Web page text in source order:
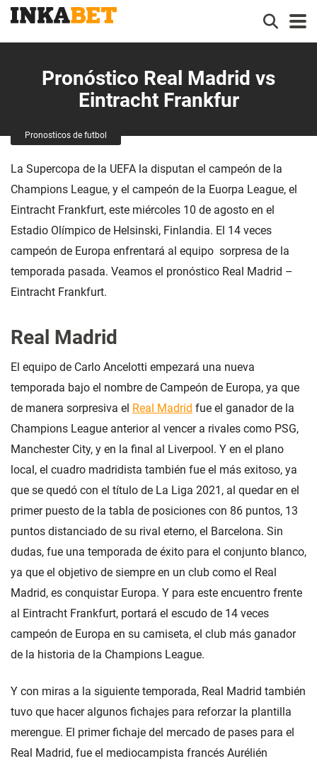
Pronóstico Real Madrid vs
Eintracht Frankfur
Pronosticos de futbol
La Supercopa de la UEFA la disputan el campeón de la
Champions League, y el campeón de la Euorpa League, el
Eintracht Frankfurt, este miércoles 10 de agosto en el
Estadio Olímpico de Helsinski, Finlandia. El 14 veces
campeón de Europa enfrentará al equipo sorpresa de la
temporada pasada. Veamos el pronóstico Real Madrid –
Eintracht Frankfurt.
Real Madrid
El equipo de Carlo Ancelotti empezará una nueva
temporada bajo el nombre de Campeón de Europa, ya que
de manera sorpresiva el Real Madrid fue el ganador de la
Champions League anterior al vencer a rivales como PSG,
Manchester City, y en la final al Liverpool. Y en el plano
local, el cuadro madridista también fue el más exitoso, ya
que se quedó con el título de La Liga 2021, al quedar en el
primer puesto de la tabla de posiciones con 86 puntos, 13
puntos distanciado de su rival eterno, el Barcelona. Sin
dudas, fue una temporada de éxito para el conjunto blanco,
ya que el objetivo de siempre en un club como el Real
Madrid, es conquistar Europa. Y para este encuentro frente
al Eintracht Frankfurt, portará el escudo de 14 veces
campeón de Europa en su camiseta, el club más ganador
de la historia de la Champions League.
Y con miras a la siguiente temporada, Real Madrid también
tuvo que hacer algunos fichajes para reforzar la plantilla
merengue. El primer fichaje del mercado de pases para el
Real Madrid, fue el mediocampista francés Aurélién